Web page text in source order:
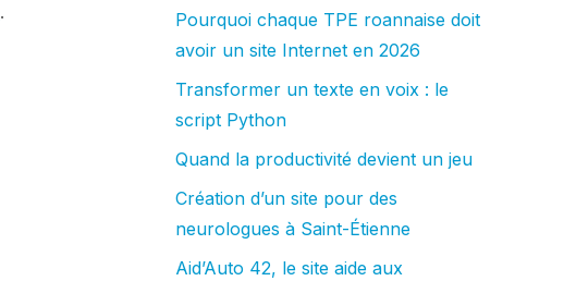
.
Pourquoi chaque TPE roannaise doit
avoir un site Internet en 2026
Transformer un texte en voix : le
script Python
Quand la productivité devient un jeu
Création d’un site pour des
neurologues à Saint-Étienne
Aid’Auto 42, le site aide aux